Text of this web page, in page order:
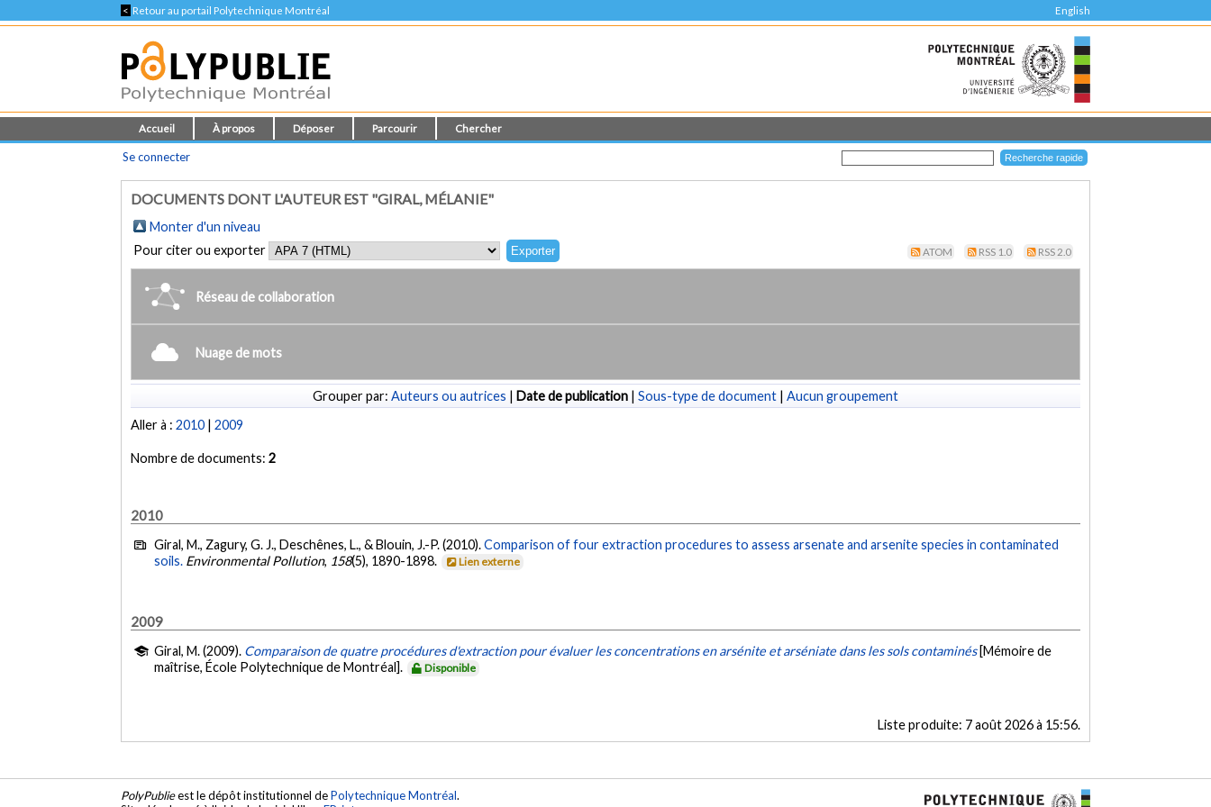
< Retour au portail Polytechnique Montréal English
Accueil À propos Déposer Parcourir Chercher
Se connecter
DOCUMENTS DONT L'AUTEUR EST "GIRAL, MÉLANIE"
Monter d'un niveau
Pour citer ou exporter
ATOM RSS 1.0 RSS 2.0
Réseau de collaboration
Nuage de mots
Grouper par: Auteurs ou autrices | Date de publication | Sous-type de document | Aucun groupement
Aller à :2010 |2009
Nombre de documents:2
2010
Giral, M., Zagury, G. J., Deschênes, L., & Blouin, J.-P. (2010).Comparison of four extraction procedures to assess arsenate and arsenite species in contaminated
soils. Environmental Pollution, 158(5), 1890-1898. Lien externe
2009
Giral, M. (2009). Comparaison de quatre procédures d'extraction pour évaluer les concentrations en arsénite et arséniate dans les sols contaminés [Mémoire de
maîtrise, École Polytechnique de Montréal].
Disponible
Liste produite: 7 août 2026 à 15:56.
PolyPublieest le dépôt institutionnel dePolytechnique Montréal.